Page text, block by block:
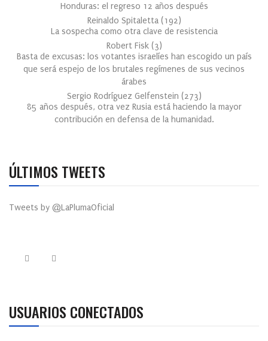
Honduras: el regreso 12 años después
Reinaldo Spitaletta (192)
La sospecha como otra clave de resistencia
Robert Fisk (3)
Basta de excusas: los votantes israelíes han escogido un país
que será espejo de los brutales regímenes de sus vecinos
árabes
Sergio Rodríguez Gelfenstein (273)
85 años después, otra vez Rusia está haciendo la mayor
contribución en defensa de la humanidad.
ÚLTIMOS TWEETS
Tweets by @LaPlumaOficial
USUARIOS CONECTADOS